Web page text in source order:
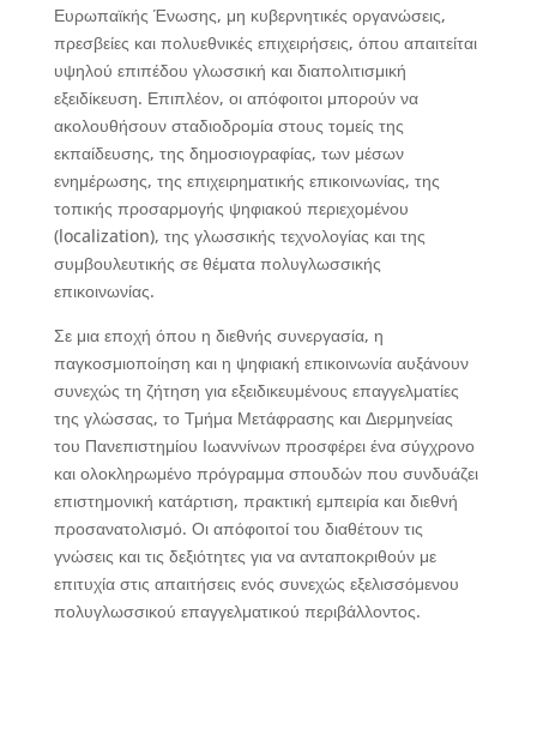
Ευρωπαϊκής Ένωσης, μη κυβερνητικές οργανώσεις,
πρεσβείες και πολυεθνικές επιχειρήσεις, όπου απαιτείται
υψηλού επιπέδου γλωσσική και διαπολιτισμική
εξειδίκευση. Επιπλέον, οι απόφοιτοι μπορούν να
ακολουθήσουν σταδιοδρομία στους τομείς της
εκπαίδευσης, της δημοσιογραφίας, των μέσων
ενημέρωσης, της επιχειρηματικής επικοινωνίας, της
τοπικής προσαρμογής ψηφιακού περιεχομένου
(localization), της γλωσσικής τεχνολογίας και της
συμβουλευτικής σε θέματα πολυγλωσσικής
επικοινωνίας.
Σε μια εποχή όπου η διεθνής συνεργασία, η
παγκοσμιοποίηση και η ψηφιακή επικοινωνία αυξάνουν
συνεχώς τη ζήτηση για εξειδικευμένους επαγγελματίες
της γλώσσας, το Τμήμα Μετάφρασης και Διερμηνείας
του Πανεπιστημίου Ιωαννίνων προσφέρει ένα σύγχρονο
και ολοκληρωμένο πρόγραμμα σπουδών που συνδυάζει
επιστημονική κατάρτιση, πρακτική εμπειρία και διεθνή
προσανατολισμό. Οι απόφοιτοί του διαθέτουν τις
γνώσεις και τις δεξιότητες για να ανταποκριθούν με
επιτυχία στις απαιτήσεις ενός συνεχώς εξελισσόμενου
πολυγλωσσικού επαγγελματικού περιβάλλοντος.